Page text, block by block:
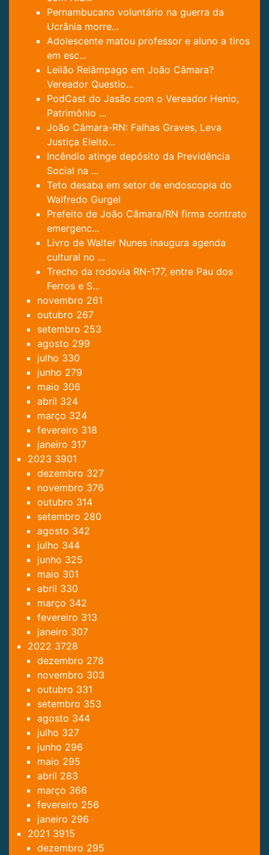
Pernambucano voluntário na guerra da
Ucrânia morre...
Adolescente matou professor e aluno a tiros
em esc...
Leilão Relâmpago em João Câmara?
Vereador Questio...
PodCast do Jasão com o Vereador Henio,
Patrimônio ...
João Câmara-RN: Falhas Graves, Leva
Justiça Eleito...
Incêndio atinge depósito da Previdência
Social na ...
Teto desaba em setor de endoscopia do
Walfredo Gurgel
Prefeito de João Câmara/RN firma contrato
emergenc...
Livro de Walter Nunes inaugura agenda
cultural no ...
Trecho da rodovia RN-177, entre Pau dos
Ferros e S...
novembro 261
outubro 267
setembro 253
agosto 299
julho 330
junho 279
maio 306
abril 324
março 324
fevereiro 318
janeiro 317
2023 3901
dezembro 327
novembro 376
outubro 314
setembro 280
agosto 342
julho 344
junho 325
maio 301
abril 330
março 342
fevereiro 313
janeiro 307
2022 3728
dezembro 278
novembro 303
outubro 331
setembro 353
agosto 344
julho 327
junho 296
maio 295
abril 283
março 366
fevereiro 256
janeiro 296
2021 3915
dezembro 295